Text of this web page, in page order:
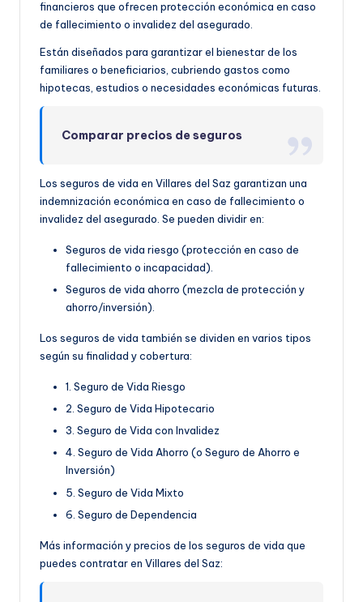
financieros que ofrecen protección económica en caso
de fallecimiento o invalidez del asegurado.
Están diseñados para garantizar el bienestar de los
familiares o beneficiarios, cubriendo gastos como
hipotecas, estudios o necesidades económicas futuras.
Comparar precios de seguros
Los seguros de vida en Villares del Saz garantizan una
indemnización económica en caso de fallecimiento o
invalidez del asegurado. Se pueden dividir en:
Seguros de vida riesgo (protección en caso de
fallecimiento o incapacidad).
Seguros de vida ahorro (mezcla de protección y
ahorro/inversión).
Los seguros de vida también se dividen en varios tipos
según su finalidad y cobertura:
1. Seguro de Vida Riesgo
2. Seguro de Vida Hipotecario
3. Seguro de Vida con Invalidez
4. Seguro de Vida Ahorro (o Seguro de Ahorro e
Inversión)
5. Seguro de Vida Mixto
6. Seguro de Dependencia
Más información y precios de los seguros de vida que
puedes contratar en Villares del Saz: